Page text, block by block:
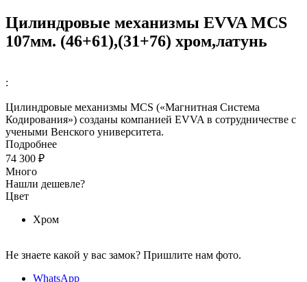
Цилиндровые механизмы EVVA MCS
107мм. (46+61),(31+76) хром,латунь
:
Цилиндровые механизмы MCS («Магнитная Система
Кодирования») созданы компанией EVVA в сотрудничестве с
учеными Венского университета.
Подробнее
74 300 ₽
Много
Нашли дешевле?
Цвет
Хром
Не знаете какой у вас замок? Пришлите нам фото.
WhatsApp